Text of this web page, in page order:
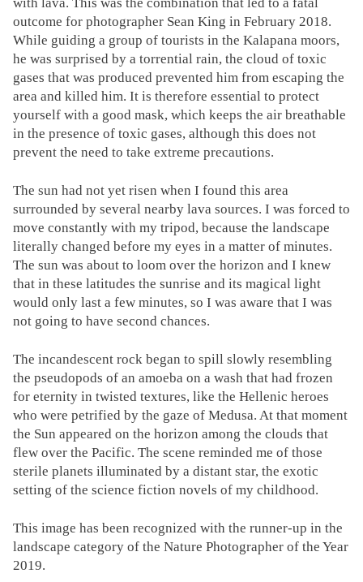
outcome for photographer Sean King in February 2018.
While guiding a group of tourists in the Kalapana moors,
he was surprised by a torrential rain, the cloud of toxic
gases that was produced prevented him from escaping the
area and killed him. It is therefore essential to protect
yourself with a good mask, which keeps the air breathable
in the presence of toxic gases, although this does not
prevent the need to take extreme precautions.
The sun had not yet risen when I found this area
surrounded by several nearby lava sources. I was forced to
move constantly with my tripod, because the landscape
literally changed before my eyes in a matter of minutes.
The sun was about to loom over the horizon and I knew
that in these latitudes the sunrise and its magical light
would only last a few minutes, so I was aware that I was
not going to have second chances.
The incandescent rock began to spill slowly resembling
the pseudopods of an amoeba on a wash that had frozen
for eternity in twisted textures, like the Hellenic heroes
who were petrified by the gaze of Medusa. At that moment
the Sun appeared on the horizon among the clouds that
flew over the Pacific. The scene reminded me of those
sterile planets illuminated by a distant star, the exotic
setting of the science fiction novels of my childhood.
This image has been recognized with the runner-up in the
landscape category of the Nature Photographer of the Year
2019.